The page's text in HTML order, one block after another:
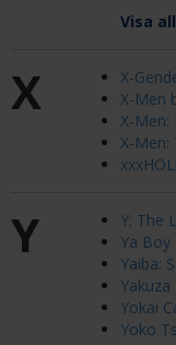
Visa
X
X-
X-Men
X-Men:
X-Men:
Y
Y: The
Ya Boy
Yaiba:
Yokai
Yoko